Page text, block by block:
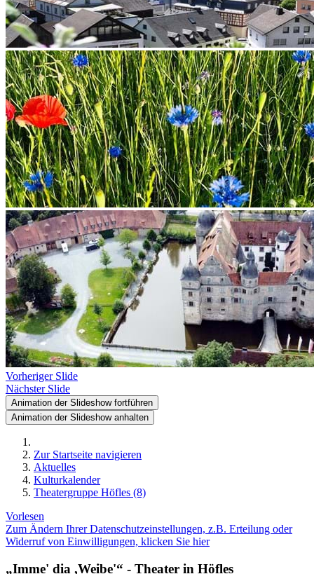
Vorheriger Slide
Nächster Slide
Animation der Slideshow fortführen
Animation der Slideshow anhalten
Zur Startseite navigieren
Aktuelles
Kulturkalender
Theatergruppe Höfles (8)
Vorlesen
Zum Ändern Ihrer Datenschutzeinstellungen, z.B. Erteilung oder
Widerruf von Einwilligungen, klicken Sie hier
„Imme' dia ,Weibe'“ - Theater in Höfles